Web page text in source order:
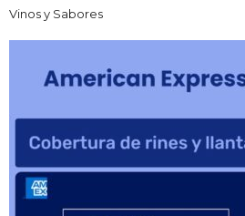
Vinos y Sabores